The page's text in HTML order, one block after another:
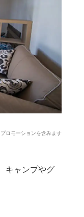
ロモーションを含みます
キャンプやグ